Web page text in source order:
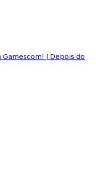
Gamescom! | Depois do